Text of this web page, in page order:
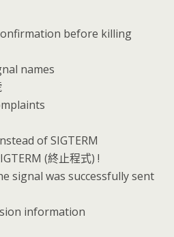
before killing
names
of SIGTERM
(終止程式) !
signal was successfully sent
information